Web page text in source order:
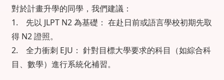
對於計畫升學的同學，我們建議：
1. 先以 JLPT N2 為基礎： 在赴日前或語言學校初期先取
得 N2 證照。
2. 全力衝刺 EJU： 針對目標大學要求的科目（如綜合科
目、數學）進行系統化補習。